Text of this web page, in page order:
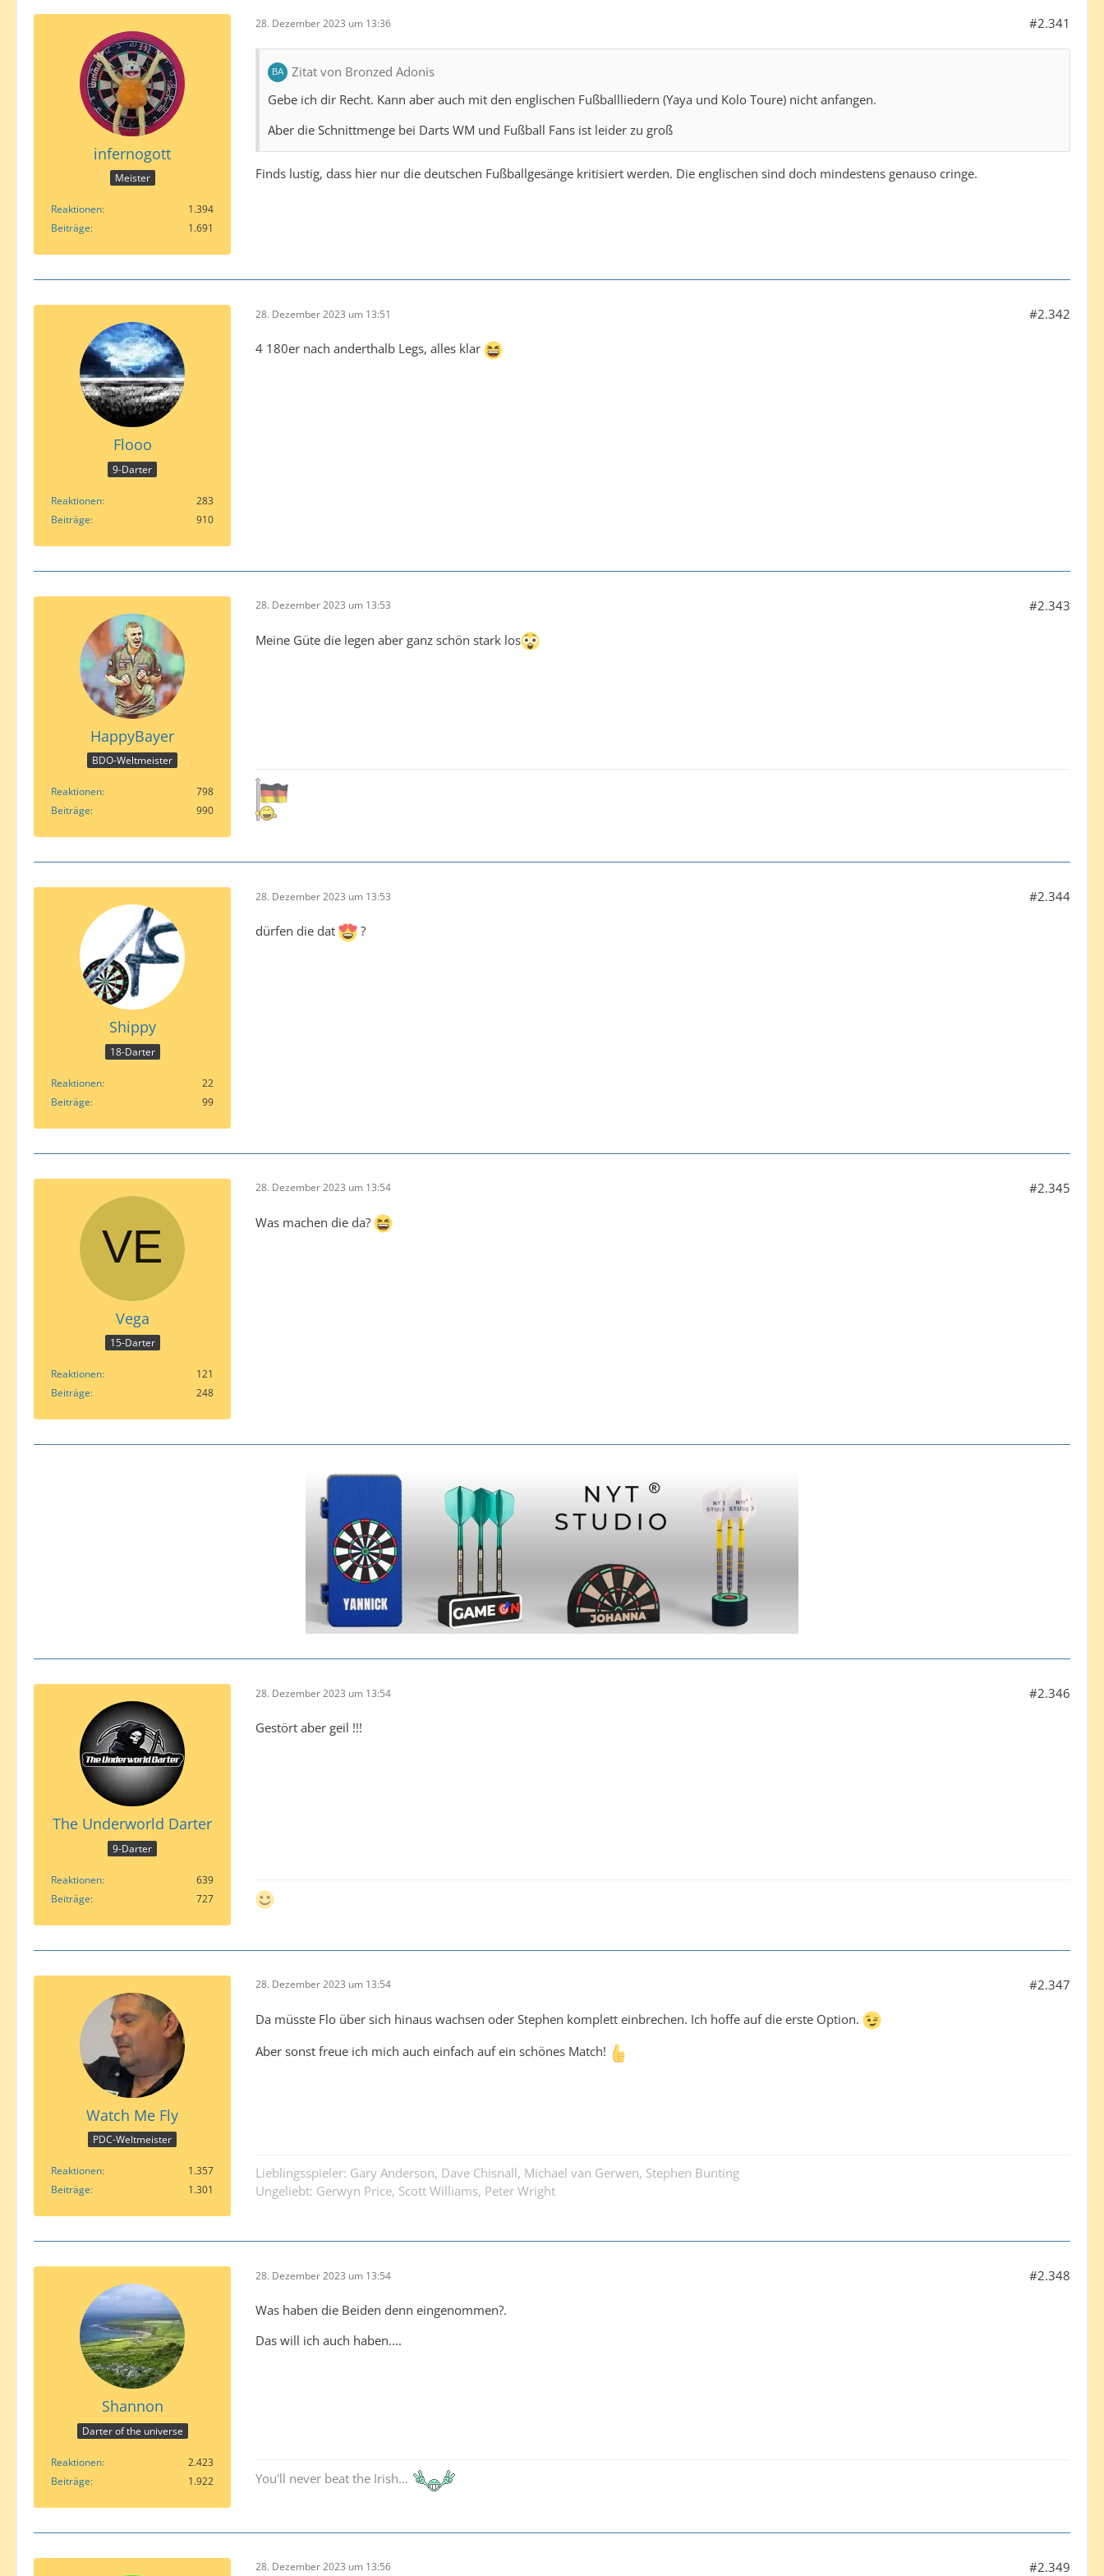
infernogott
Meister
Reaktionen
1.394
Beiträge
1.691
28. Dezember 2023 um 13:36 #2.341
Zitat von Bronzed Adonis
Gebe ich dir Recht. Kann aber auch mit den englischen Fußballliedern (Yaya und Kolo Toure) nicht anfangen.
Aber die Schnittmenge bei Darts WM und Fußball Fans ist leider zu groß
Finds lustig, dass hier nur die deutschen Fußballgesänge kritisiert werden. Die englischen sind doch mindestens genauso cringe.
Flooo
9-Darter
Reaktionen
283
Beiträge
910
28. Dezember 2023 um 13:51 #2.342
4 180er nach anderthalb Legs, alles klar
HappyBayer
BDO-Weltmeister
Reaktionen
798
Beiträge
990
28. Dezember 2023 um 13:53 #2.343
Meine Güte die legen aber ganz schön stark los
Shippy
18-Darter
Reaktionen
22
Beiträge
99
28. Dezember 2023 um 13:53 #2.344
dürfen die dat ?
Vega
15-Darter
Reaktionen
121
Beiträge
248
28. Dezember 2023 um 13:54 #2.345
Was machen die da?
The Underworld Darter
9-Darter
Reaktionen
639
Beiträge
727
28. Dezember 2023 um 13:54 #2.346
Gestört aber geil !!!
Watch Me Fly
PDC-Weltmeister
Reaktionen
1.357
Beiträge
1.301
28. Dezember 2023 um 13:54 #2.347
Da müsste Flo über sich hinaus wachsen oder Stephen komplett einbrechen. Ich hoffe auf die erste Option.
Aber sonst freue ich mich auch einfach auf ein schönes Match!
Lieblingsspieler: Gary Anderson, Dave Chisnall, Michael van Gerwen, Stephen Bunting
Ungeliebt: Gerwyn Price, Scott Williams, Peter Wright
Shannon
Darter of the universe
Reaktionen
2.423
Beiträge
1.922
28. Dezember 2023 um 13:54 #2.348
Was haben die Beiden denn eingenommen?.
Das will ich auch haben....
You'll never beat the Irish...
28. Dezember 2023 um 13:56 #2.349